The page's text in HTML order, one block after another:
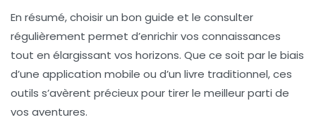
En résumé, choisir un bon guide et le consulter
régulièrement permet d’enrichir vos connaissances
tout en élargissant vos horizons. Que ce soit par le biais
d’une application mobile ou d’un livre traditionnel, ces
outils s’avèrent précieux pour tirer le meilleur parti de
vos aventures.